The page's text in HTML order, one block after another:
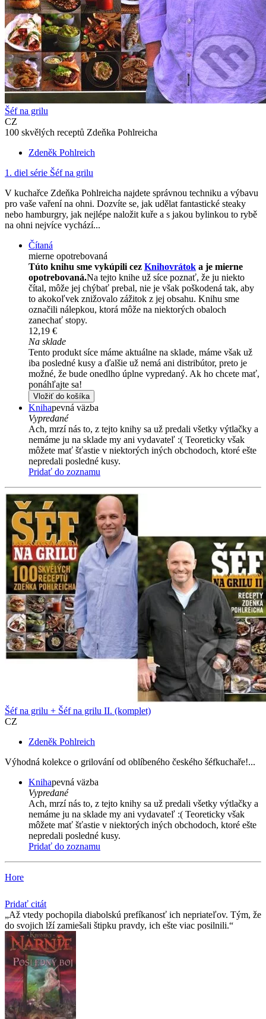
Šéf na grilu
CZ
100 skvělých receptů Zdeňka Pohlreicha
Zdeněk Pohlreich
1. diel série Šéf na grilu
V kuchařce Zdeňka Pohlreicha najdete správnou techniku a výbavu
pro vaše vaření na ohni. Dozvíte se, jak udělat fantastické steaky
nebo hamburgry, jak nejlépe naložit kuře a s jakou bylinkou to rybě
na ohni nejvíce vychází...
Čítaná
mierne opotrebovaná
Túto knihu sme vykúpili cez Knihovrátok a je mierne
opotrebovaná.Na tejto knihe už síce poznať, že ju niekto
čítal, môže jej chýbať prebal, nie je však poškodená tak, aby
to akokoľvek znižovalo zážitok z jej obsahu. Knihu sme
označili nálepkou, ktorá môže na niektorých obaloch
zanechať stopy.
12,19 €
Na sklade
Tento produkt síce máme aktuálne na sklade, máme však už
iba posledné kusy a ďalšie už nemá ani distribútor, preto je
možné, že bude onedlho úplne vypredaný. Ak ho chcete mať,
ponáhľajte sa!
Vložiť do košíka
Knihapevná väzba
Vypredané
Ach, mrzí nás to, z tejto knihy sa už predali všetky výtlačky a
nemáme ju na sklade my ani vydavateľ :( Teoreticky však
môžete mať šťastie v niektorých iných obchodoch, ktoré ešte
nepredali posledné kusy.
Pridať do zoznamu
Šéf na grilu + Šéf na grilu II. (komplet)
CZ
Zdeněk Pohlreich
Výhodná kolekce o grilování od oblíbeného českého šéfkuchaře!...
Knihapevná väzba
Vypredané
Ach, mrzí nás to, z tejto knihy sa už predali všetky výtlačky a
nemáme ju na sklade my ani vydavateľ :( Teoreticky však
môžete mať šťastie v niektorých iných obchodoch, ktoré ešte
nepredali posledné kusy.
Pridať do zoznamu
Hore
Pridať citát
Až vtedy pochopila diabolskú prefíkanosť ich nepriateľov. Tým, že
do svojich lží zamiešali štipku pravdy, ich ešte viac posilnili.